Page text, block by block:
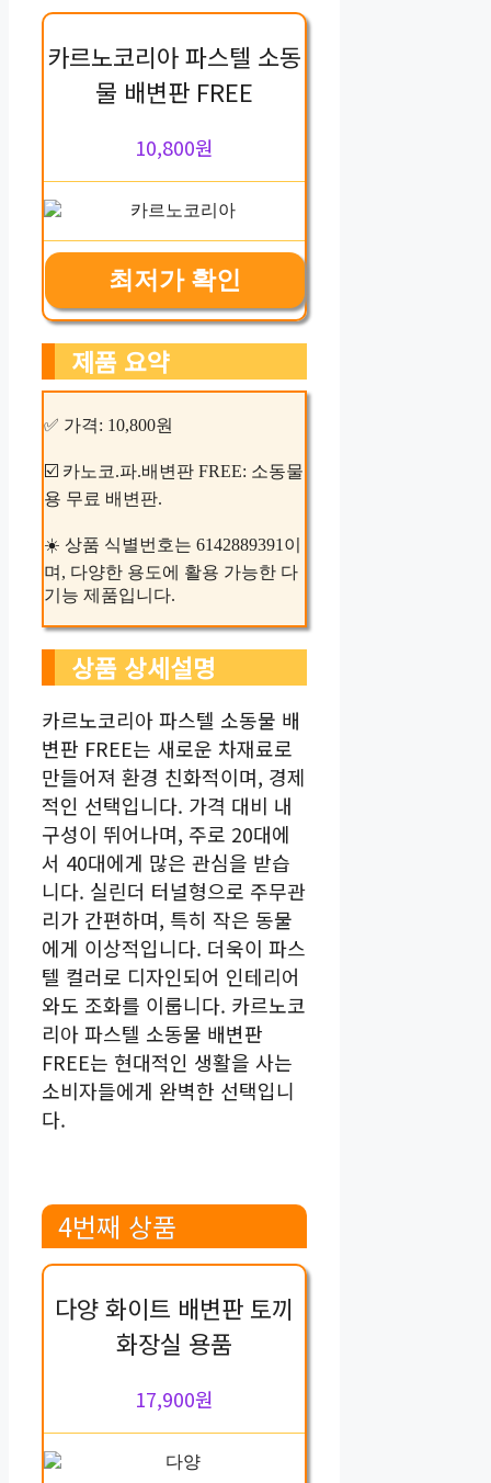
카르노코리아 파스텔 소동
물 배변판 FREE
10,800원
최저가 확인
제품 요약
✅ 가격: 10,800원
☑️ 카노코.파.배변판 FREE: 소동물
용 무료 배변판.
☀️ 상품 식별번호는 6142889391이
며, 다양한 용도에 활용 가능한 다
기능 제품입니다.
상품 상세설명
카르노코리아 파스텔 소동물 배
변판 FREE는 새로운 차재료로
만들어져 환경 친화적이며, 경제
적인 선택입니다. 가격 대비 내
구성이 뛰어나며, 주로 20대에
서 40대에게 많은 관심을 받습
니다. 실린더 터널형으로 주무관
리가 간편하며, 특히 작은 동물
에게 이상적입니다. 더욱이 파스
텔 컬러로 디자인되어 인테리어
와도 조화를 이룹니다. 카르노코
리아 파스텔 소동물 배변판
FREE는 현대적인 생활을 사는
소비자들에게 완벽한 선택입니
다.
4번째 상품
다양 화이트 배변판 토끼
화장실 용품
17,900원